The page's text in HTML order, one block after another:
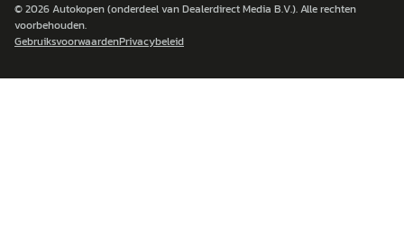
© 2026Autokopen(onderdeel van Dealerdirect Media B.V.). Alle rechten
voorbehouden.
GebruiksvoorwaardenPrivacybeleid